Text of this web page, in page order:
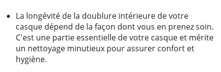
La longévité de la doublure intérieure de votre
casque dépend de la façon dont vous en prenez soin.
C'est une partie essentielle de votre casque et mérite
un nettoyage minutieux pour assurer confort et
hygiène.